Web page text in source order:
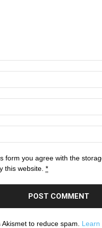
form you agree with the
this website. *
to reduce spam. Learn